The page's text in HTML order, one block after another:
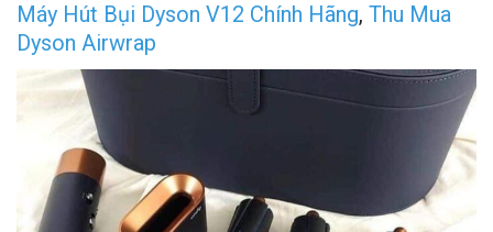
Máy Hút Bụi Dyson V12 Chính Hãng, Thu Mua
Dyson Airwrap